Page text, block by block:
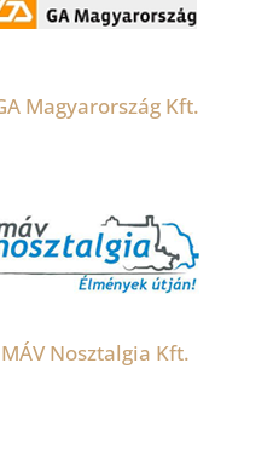
Magyarország Kft.
MÁV Nosztalgia Kft.